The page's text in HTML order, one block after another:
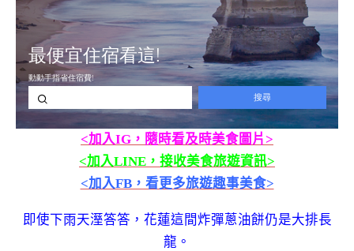
<加入IG，隨時看及時美食圖片>
<加入LINE，接收美食旅遊資訊>
<加入FB，看更多旅遊趣事美食>
即使下雨天溼答答，花蓮這間炸彈蔥油餅仍是大排長
龍。